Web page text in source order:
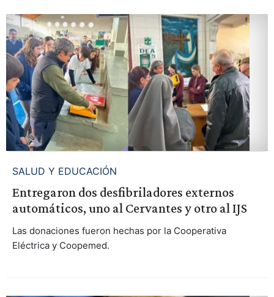
SALUD Y EDUCACIÓN
Entregaron dos desfibriladores externos
automáticos, uno al Cervantes y otro al IJS
Las donaciones fueron hechas por la Cooperativa
Eléctrica y Coopemed.